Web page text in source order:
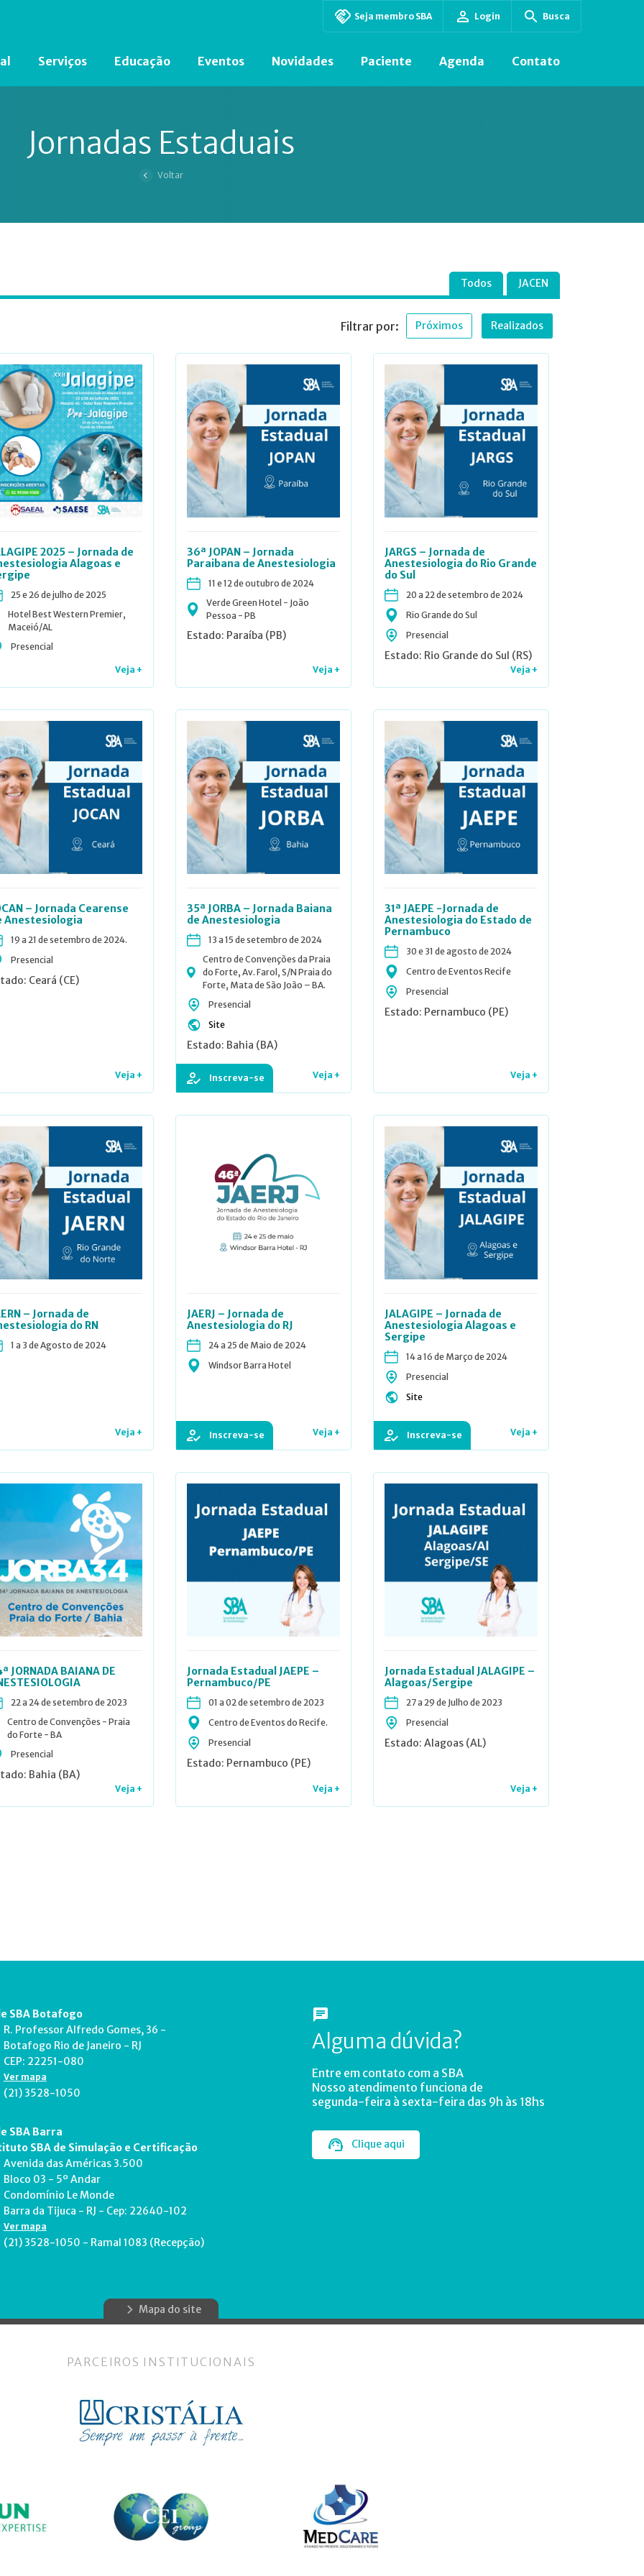
Seja membro SBA Login Busca
Serviços Educação Eventos Novidades Paciente Agenda Contato
Jornadas Estaduais
Voltar
Todos JACEN
Filtrar por: Próximos Realizados
2025 – Jornada de
Alagoas e
25 e 26 de julho de 2025
Hotel Best Western Premier,
Maceió/AL
Presencial
Veja +
36ª JOPAN – Jornada
Paraibana de Anestesiologia
11 e 12 de outubro de 2024
Verde Green Hotel - João
Pessoa - PB
Estado: Paraíba (PB)
Veja +
JARGS – Jornada de
Anestesiologia do Rio Grande
do Sul
20 a 22 de setembro de 2024
Rio Grande do Sul
Presencial
Estado: Rio Grande do Sul (RS)
Veja +
– Jornada Cearense
Anestesiologia
19 a 21 de setembro de 2024.
Presencial
Ceará (CE)
Veja +
35ª JORBA – Jornada Baiana
de Anestesiologia
13 a 15 de setembro de 2024
Centro de Convenções da Praia
do Forte, Av. Farol, S/N Praia do
Forte, Mata de São João – BA.
Presencial
Site
Estado: Bahia (BA)
Inscreva-se Veja +
31ª JAEPE -Jornada de
Anestesiologia do Estado de
Pernambuco
30 e 31 de agosto de 2024
Centro de Eventos Recife
Presencial
Estado: Pernambuco (PE)
Veja +
– Jornada de
do RN
1 a 3 de Agosto de 2024
Veja +
JAERJ – Jornada de
Anestesiologia do RJ
24 a 25 de Maio de 2024
Windsor Barra Hotel
Inscreva-se Veja +
JALAGIPE – Jornada de
Anestesiologia Alagoas e
Sergipe
14 a 16 de Março de 2024
Presencial
Site
Inscreva-se Veja +
JORNADA BAIANA DE
22 a 24 de setembro de 2023
Centro de Convenções - Praia
do Forte - BA
Presencial
Bahia (BA)
Veja +
Jornada Estadual JAEPE –
Pernambuco/PE
01 a 02 de setembro de 2023
Centro de Eventos do Recife.
Presencial
Estado: Pernambuco (PE)
Veja +
Jornada Estadual JALAGIPE –
Alagoas/Sergipe
27 a 29 de Julho de 2023
Presencial
Estado: Alagoas (AL)
Veja +
SBA Botafogo
R. Professor Alfredo Gomes, 36 -
Botafogo Rio de Janeiro - RJ
CEP: 22251-080
Ver mapa
(21) 3528-1050
SBA Barra
SBA de Simulação e Certificação
Avenida das Américas 3.500
Bloco 03 - 5º Andar
Condomínio Le Monde
Barra da Tijuca - RJ - Cep: 22640-102
Ver mapa
(21) 3528-1050 - Ramal 1083 (Recepção)
Alguma dúvida?
Entre em contato com a SBA
Nosso atendimento funciona de
segunda-feira à sexta-feira das 9h às 18hs
Clique aqui
Mapa do site
PARCEIROS INSTITUCIONAIS